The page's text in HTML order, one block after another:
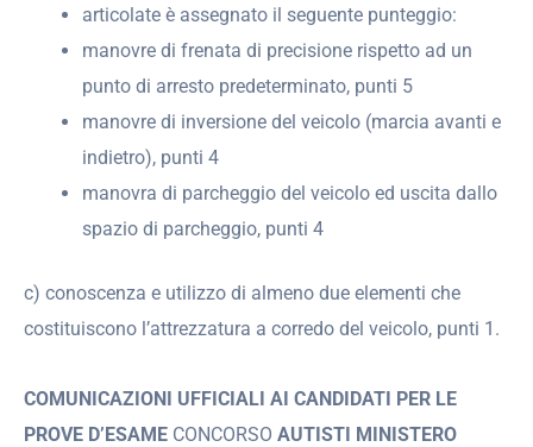
articolate è assegnato il seguente punteggio:
manovre di frenata di precisione rispetto ad un
punto di arresto predeterminato, punti 5
manovre di inversione del veicolo (marcia avanti e
indietro), punti 4
manovra di parcheggio del veicolo ed uscita dallo
spazio di parcheggio, punti 4
c) conoscenza e utilizzo di almeno due elementi che
costituiscono l’attrezzatura a corredo del veicolo, punti 1.
COMUNICAZIONI UFFICIALI AI CANDIDATI PER LE
PROVE D’ESAME CONCORSO AUTISTI MINISTERO